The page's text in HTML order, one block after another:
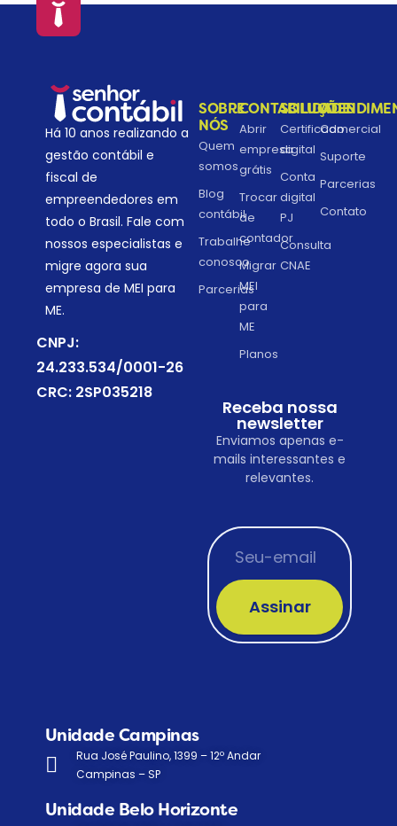
Há 10 anos realizando a
gestão contábil e
fiscal de
empreendedores em
todo o Brasil. Fale com
nossos especialistas e
migre agora sua
empresa de MEI para
ME.
CNPJ:
24.233.534/0001-26
CRC: 2SP035218
SOBRE
NÓS
Quem
somos
Blog
contábil
Trabalhe
conosco
Parcerias
CONTABILIDADE
Abrir
empresa
grátis
Trocar
de
contador
Migrar
MEI
para
ME
Planos
SOLUÇÕES
Certificado
digital
Conta
digital
PJ
Consulta
CNAE
Comercial
Suporte
Parcerias
Contato
Receba nossa
newsletter
Enviamos apenas e-
mails interessantes e
relevantes.
Assinar
Unidade Campinas
Rua José Paulino, 1399 – 12º Andar
Campinas – SP
Unidade Belo Horizonte